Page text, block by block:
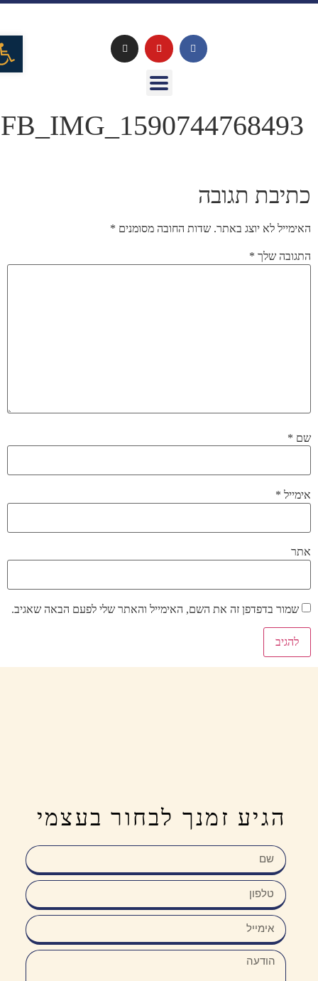
FB_IMG_1590744768493
כתיבת תגובה
האימייל לא יוצג באתר. שדות החובה מסומנים*
התגובה שלך*
שם*
אימייל*
אתר
שמור בדפדפן זה את השם, האימייל והאתר שלי לפעם הבאה שאגיב.
הגיע זמנך לבחור בעצמי